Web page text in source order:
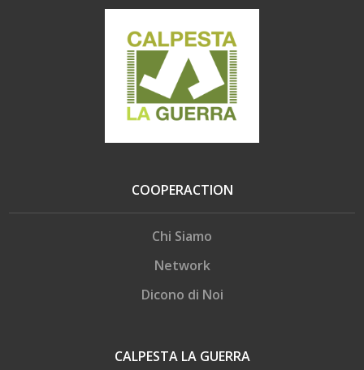
COOPERACTION
Chi Siamo
Network
Dicono di Noi
CALPESTA LA GUERRA